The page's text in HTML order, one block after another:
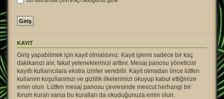
KAYIT
Giriş yapabilmek için kayıt olmalısınız. Kayıt işlemi sadece bir kaç
dakikanızı alır, fakat yeteneklerinizi arttırır. Mesaj panosu yöneticisi
kayıtlı kullanıcılara ekstra izinler verebilir. Kayıt olmadan önce lütfen
kullanım koşullarımızı ve gizlilik ilkelerimizi okuyup kabul ettiğinize
emin olun. Lütfen mesaj panosu çevresinde mevcut herhangi bir
forum kuralı varsa bu kuralları da okuduğunuza emin olun.